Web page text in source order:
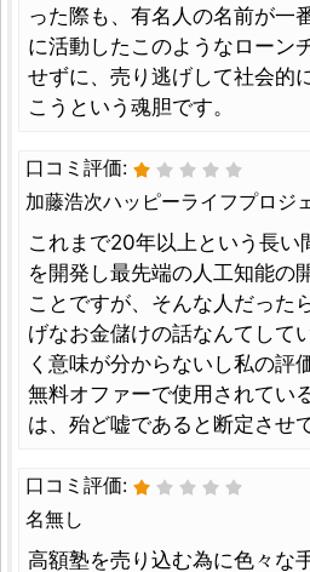
った際も、有名人の名前が一
に活動したこのようなローン
せずに、売り逃げして社会的
こうという魂胆です。
口コミ評価:
加藤浩次ハッピーライフプロジ
これまで20年以上という長い
を開発し最先端の人工知能の
ことですが、そんな人だった
げなお金儲けの話なんてして
く意味が分からないし私の評
無料オファーで使用されてい
は、殆ど嘘であると断定させ
口コミ評価:
名無し
高額塾を売り込む為に色々な